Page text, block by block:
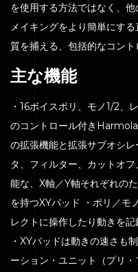
を使用する方法ではなく、
メイキングをより簡単にす
質を捕える、包括的なコント
主な機能
・16ボイスポリ、モノ1/2、
のコントロール付き
の拡張機能と拡張サブオシ
タ、フィルター、カットオ
能な、X軸／Y軸それぞれの
を持つXYパッド ・ポリ／モ
レクトに操作したり動きを
・XYパッドは動きの速さも
ーション・ユニット（プリ